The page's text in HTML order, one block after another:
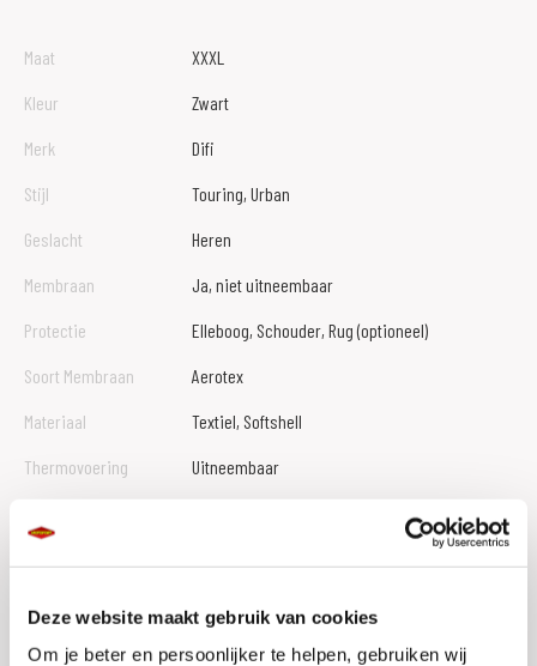
Deze website maakt gebruik van cookies
Om je beter en persoonlijker te helpen, gebruiken wij
Maat
XXXL
Kleur
Zwart
Merk
Difi
Stijl
Touring, Urban
Geslacht
Heren
Membraan
Ja, niet uitneembaar
Protectie
Elleboog, Schouder, Rug (optioneel)
Soort Membraan
Aerotex
Materiaal
Textiel, Softshell
Thermovoering
Uitneembaar
Safetybelt
Ja